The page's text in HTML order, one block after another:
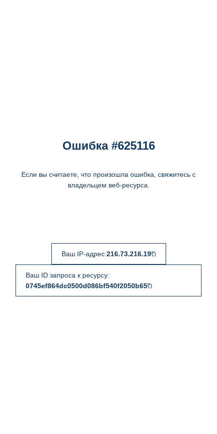
Ошибка #625116
Если вы считаете, что произошла ошибка, свяжитесь с
владельцем веб-ресурса.
Ваш IP-адрес:216.73.216.19
Ваш ID запроса к ресурсу:
0745ef864dc0500d086bf540f2050b65